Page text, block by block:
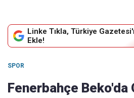
Linke Tıkla, Türkiye
Ekle!
SPOR
Fenerbahçe Beko'da